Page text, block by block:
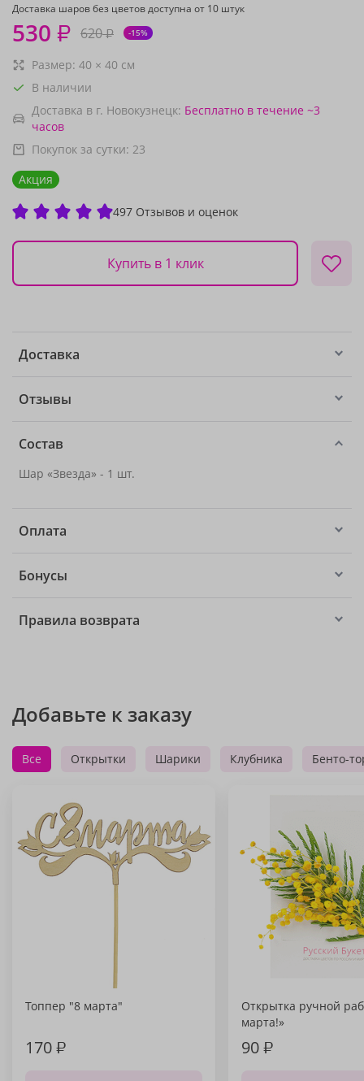
Доставка шаров без цветов доступна от 10 штук
530 ₽ 620₽ -15%
Размер: 40 × 40 см
В наличии
Доставка в г. Новокузнецк: Бесплатно в течение ~3
часов
Покупок за сутки: 23
Акция
497 Отзывов и оценок
Купить в 1 клик
Доставка
Отзывы
Состав
Шар «Звезда» - 1 шт.
Оплата
Бонусы
Правила возврата
Добавьте к заказу
Все Открытки Шарики Клубника Бенто-
Топпер "8 марта"
170₽
Открытка ручной
марта!»
90₽